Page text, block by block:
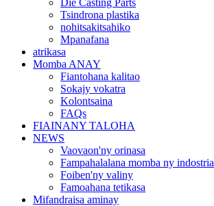
Die Casting Parts
Tsindrona plastika
nohitsakitsahiko
Mpanafana
atrikasa
Momba ANAY
Fiantohana kalitao
Sokajy vokatra
Kolontsaina
FAQs
FIAINANY TALOHA
NEWS
Vaovaon'ny orinasa
Fampahalalana momba ny indostria
Foiben'ny valiny
Famoahana tetikasa
Mifandraisa aminay